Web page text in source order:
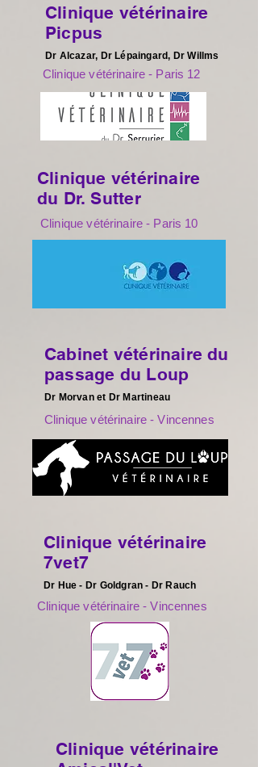
Clinique vétérinaire
Picpus
Dr Alcazar, Dr Lépaingard, Dr Willms
Clinique vétérinaire - Paris 12
Clinique vétérinaire
du Dr. Sutter
Clinique vétérinaire - Paris 10
Cabinet vétérinaire du
passage du Loup
Dr Morvan et Dr Martineau
Clinique vétérinaire - Vincennes
Clinique vétérinaire
7vet7
Dr Hue - Dr Goldgran - Dr Rauch
Clinique vétérinaire - Vincennes
Clinique vétérinaire